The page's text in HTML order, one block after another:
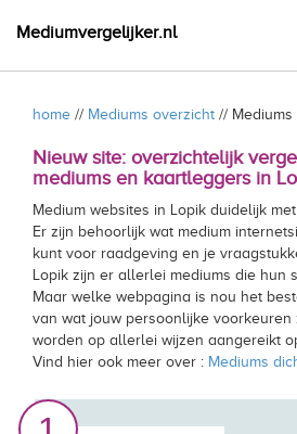
Mediumvergelijker.nl
home // Mediums overzicht // Mediums
Nieuw site: overzichtelijk
mediums en kaartleggers in
Medium websites in Lopik duidelijk
Er zijn behoorlijk wat medium
kunt voor raadgeving en je
Lopik zijn er allerlei mediums die hun
Maar welke webpagina is nou het
van wat jouw persoonlijke voorkeuren
worden op allerlei wijzen aangereikt
Vind hier ook meer over : Mediums